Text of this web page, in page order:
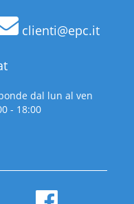
clienti@epc.it
dal lun al ven
- 18:00